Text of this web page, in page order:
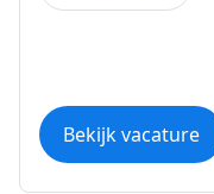
Bekijk vacature